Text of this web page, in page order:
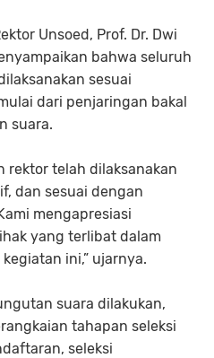
Unsoed, Prof. Dr. Dwi
bahwa seluruh
sesuai
dari penjaringan bakal
suara.
rektor telah dilaksanakan
dan sesuai dengan
mengapresiasi
yang terlibat dalam
ini,” ujarnya.
suara dilakukan,
tahapan seleksi
seleksi